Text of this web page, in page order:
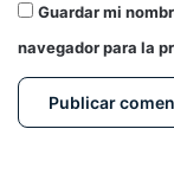
Guardar mi
navegador para la